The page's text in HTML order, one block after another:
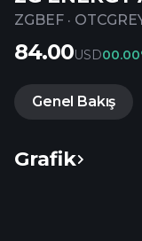
ZGBEF ·
84.00USD0
Genel Bakış
Grafik